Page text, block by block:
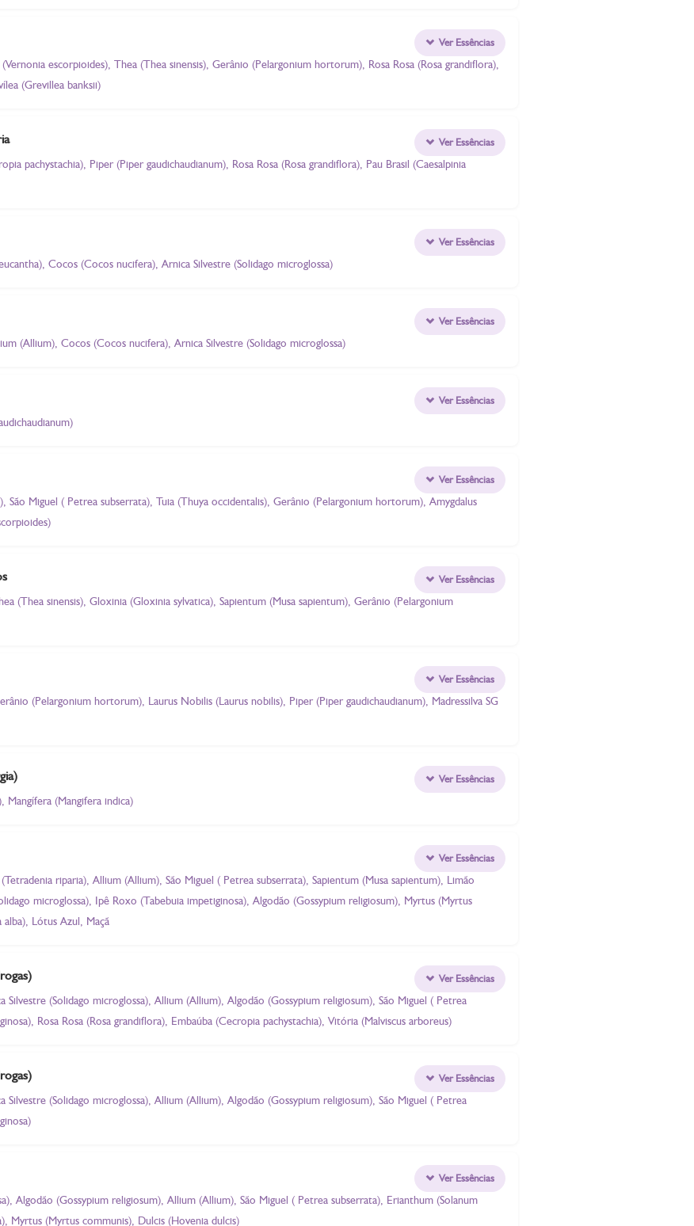
escorpioides), Thea (Thea sinensis), Gerânio (Pelargonium hortorum), Rosa Rosa (Rosa grandiflora),
(Grevillea banksii)
Ver Essências
pachystachia), Piper (Piper gaudichaudianum), Rosa Rosa (Rosa grandiflora), Pau Brasil (Caesalpinia
Ver Essências
Cocos (Cocos nucifera), Arnica Silvestre (Solidago microglossa)
Ver Essências
(Allium), Cocos (Cocos nucifera), Arnica Silvestre (Solidago microglossa)
Ver Essências
Ver Essências
São Miguel ( Petrea subserrata), Tuia (Thuya occidentalis), Gerânio (Pelargonium hortorum), Amygdalus
Ver Essências
(Thea sinensis), Gloxinia (Gloxinia sylvatica), Sapientum (Musa sapientum), Gerânio (Pelargonium
Ver Essências
(Pelargonium hortorum), Laurus Nobilis (Laurus nobilis), Piper (Piper gaudichaudianum), Madressilva SG
Ver Essências
Mangífera (Mangifera indica)
Ver Essências
riparia), Allium (Allium), São Miguel ( Petrea subserrata), Sapientum (Musa sapientum), Limão
microglossa), Ipê Roxo (Tabebuia impetiginosa), Algodão (Gossypium religiosum), Myrtus (Myrtus
Lótus Azul, Maçã
Ver Essências
Silvestre (Solidago microglossa), Allium (Allium), Algodão (Gossypium religiosum), São Miguel ( Petrea
Rosa Rosa (Rosa grandiflora), Embaúba (Cecropia pachystachia), Vitória (Malviscus arboreus)
Ver Essências
Silvestre (Solidago microglossa), Allium (Allium), Algodão (Gossypium religiosum), São Miguel ( Petrea
Ver Essências
Algodão (Gossypium religiosum), Allium (Allium), São Miguel ( Petrea subserrata), Erianthum (Solanum
Myrtus (Myrtus communis), Dulcis (Hovenia dulcis)
Ver Essências